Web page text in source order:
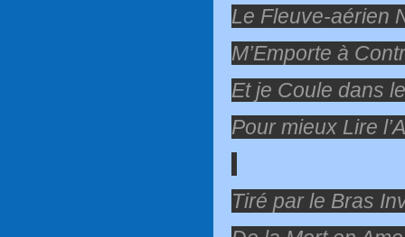
Le Fleuve-aérien
M’Emporte à
Et je Coule dans
Pour mieux Lire
Tiré par le Bras